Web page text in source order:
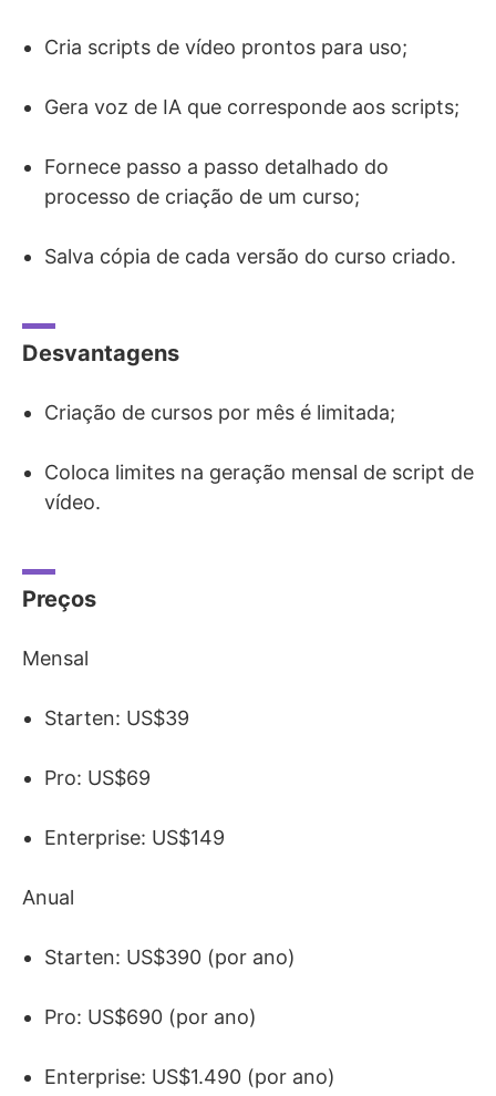
Cria scripts de vídeo prontos para uso;
Gera voz de IA que corresponde aos scripts;
Fornece passo a passo detalhado do
processo de criação de um curso;
Salva cópia de cada versão do curso criado.
Desvantagens
Criação de cursos por mês é limitada;
Coloca limites na geração mensal de script de
vídeo.
Preços
Mensal
Starten: US$39
Pro: US$69
Enterprise: US$149
Anual
Starten: US$390 (por ano)
Pro: US$690 (por ano)
Enterprise: US$1.490 (por ano)